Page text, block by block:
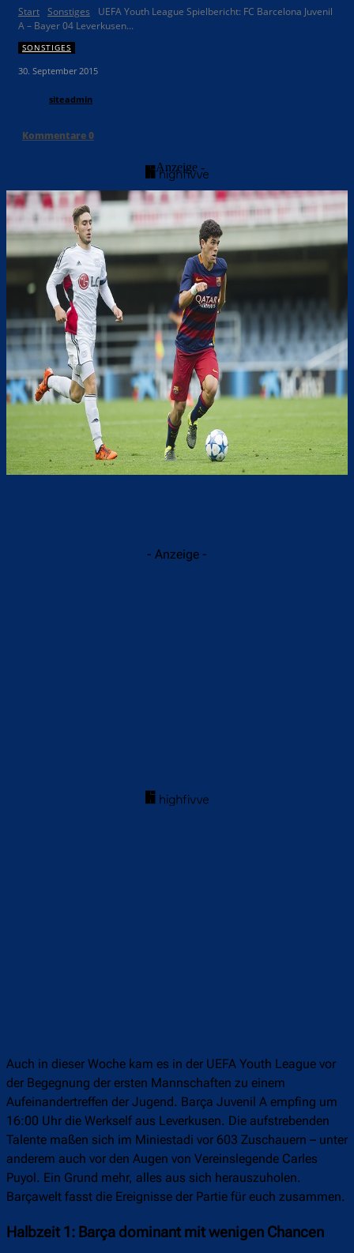
Start Sonstiges
UEFA Youth League Spielbericht: FC Barcelona Juvenil
A – Bayer 04 Leverkusen...
SONSTIGES
30. September 2015
siteadmin
Kommentare0
- Anzeige -
- Anzeige -
Auch in dieser Woche kam es in der UEFA Youth League vor
der Begegnung der ersten Mannschaften zu einem
Aufeinandertreffen der Jugend. Barça Juvenil A empfing um
16:00 Uhr die Werkself aus Leverkusen. Die aufstrebenden
Talente maßen sich im Miniestadi vor 603 Zuschauern – unter
anderem auch vor den Augen von Vereinslegende Carles
Puyol. Ein Grund mehr, alles aus sich herauszuholen.
Barçawelt fasst die Ereignisse der Partie für euch zusammen.
Halbzeit 1: Barça dominant mit wenigen Chancen